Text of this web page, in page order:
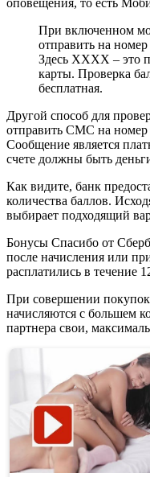
При включенном
отправить на номер
Здесь ХХХХ – это
карты. Проверка
бесплатная.
Другой способ для
отправить СМС на номер
Сообщение является
счете должны быть
Как видите, банк
количества баллов.
выбирает подходящий
Бонусы Спасибо от
после начисления или
расплатились в течение
При совершении
начисляются с большем
партнера свои,